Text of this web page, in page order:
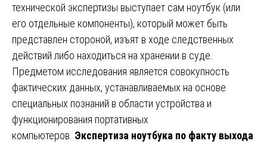
технической экспертизы выступает сам ноутбук (или
его отдельные компоненты), который может быть
представлен стороной, изъят в ходе следственных
действий либо находиться на хранении в суде.
Предметом исследования является совокупность
фактических данных, устанавливаемых на основе
специальных познаний в области устройства и
функционирования портативных
компьютеров. Экспертиза ноутбука по факту выхода